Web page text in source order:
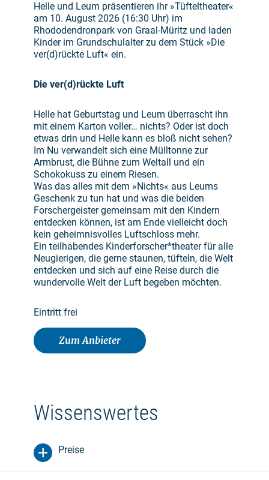
Helle und Leum präsentieren ihr »Tüfteltheater«
am 10. August 2026 (16:30 Uhr) im
Rhododendronpark von Graal-Müritz und laden
Kinder im Grundschulalter zu dem Stück »Die
ver(d)rückte Luft« ein.
Die ver(d)rückte Luft
Helle hat Geburtstag und Leum überrascht ihn
mit einem Karton voller… nichts? Oder ist doch
etwas drin und Helle kann es bloß nicht sehen?
Im Nu verwandelt sich eine Mülltonne zur
Armbrust, die Bühne zum Weltall und ein
Schokokuss zu einem Riesen.
Was das alles mit dem »Nichts« aus Leums
Geschenk zu tun hat und was die beiden
Forschergeister gemeinsam mit den Kindern
entdecken können, ist am Ende vielleicht doch
kein geheimnisvolles Luftschloss mehr.
Ein teilhabendes Kinderforscher*theater für alle
Neugierigen, die gerne staunen, tüfteln, die Welt
entdecken und sich auf eine Reise durch die
wundervolle Welt der Luft begeben möchten.
Eintritt frei
Zum Anbieter
Wissenswertes
Preise